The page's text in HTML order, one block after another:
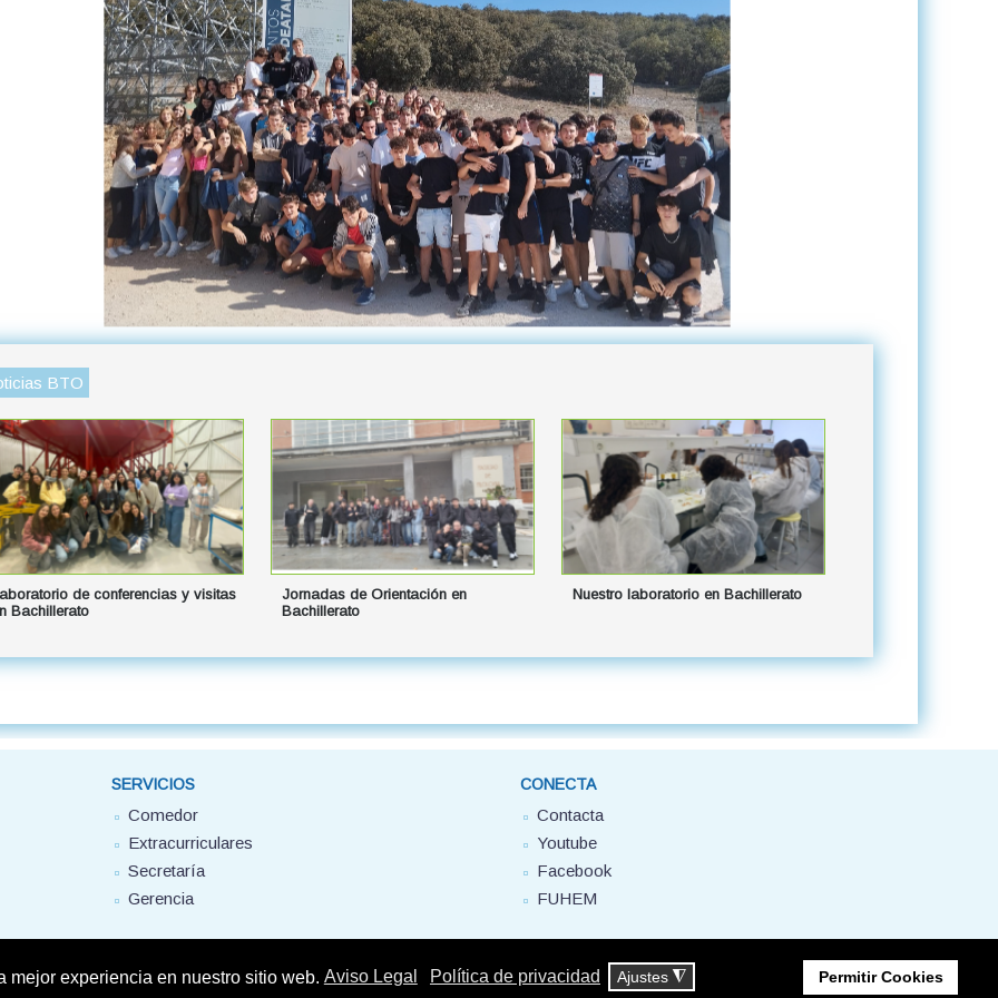
experiencia en nuestro sitio web. Aviso Legal Política de privacidad Ajustes ◮ Permitir Cookies
BTO
de conferencias y visitas
Bachillerato
Jornadas de Orientación en
Bachillerato
Nuestro laboratorio en Bachillerato
SERVICIOS
Comedor
Extracurriculares
Secretaría
Gerencia
CONECTA
Contacta
Youtube
Facebook
FUHEM
FUHEM 2025 - Todos los derechos reservados -Aviso Legal -Política de privacidad